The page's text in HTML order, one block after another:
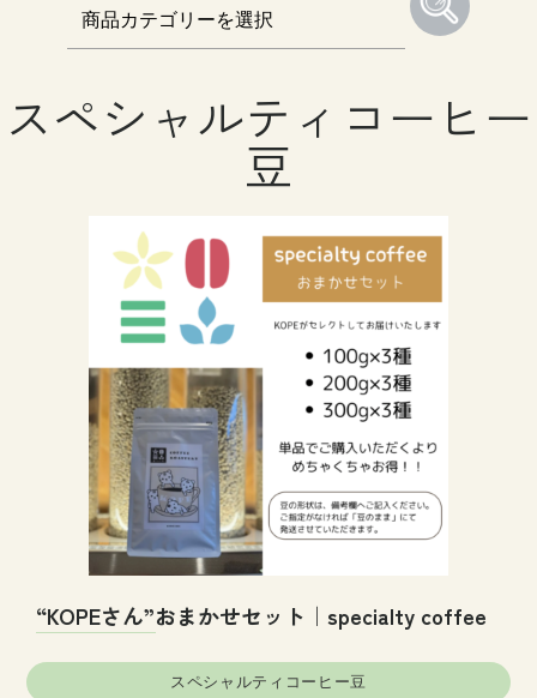
スペシャルティコーヒー
豆
“KOPEさん”おまかせセット｜specialty coffee
スペシャルティコーヒー豆